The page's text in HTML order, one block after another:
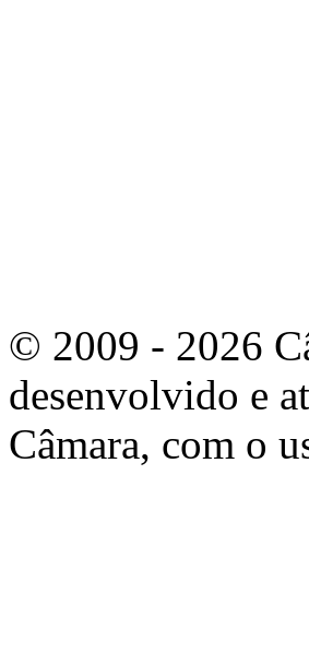
© 2009 - 2026
desenvolvido e
Câmara, com o